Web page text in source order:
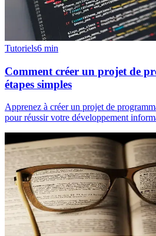
Tutoriels6 min
Comment créer un projet de
étapes simples
Apprenez à créer un projet de
pour réussir votre développement